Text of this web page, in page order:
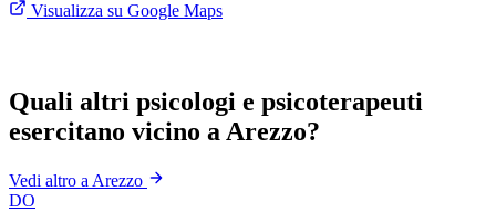
Visualizza su Google Maps
Quali altri psicologi e psicoterapeuti
esercitano vicino a Arezzo?
Vedi altro a Arezzo
DO